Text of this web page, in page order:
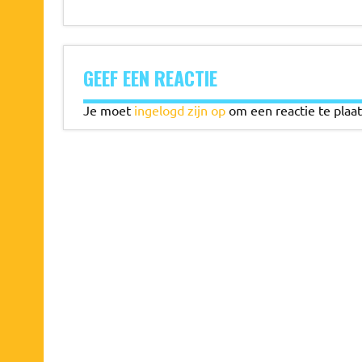
GEEF EEN REACTIE
Je moet ingelogd zijn opom een reactie te